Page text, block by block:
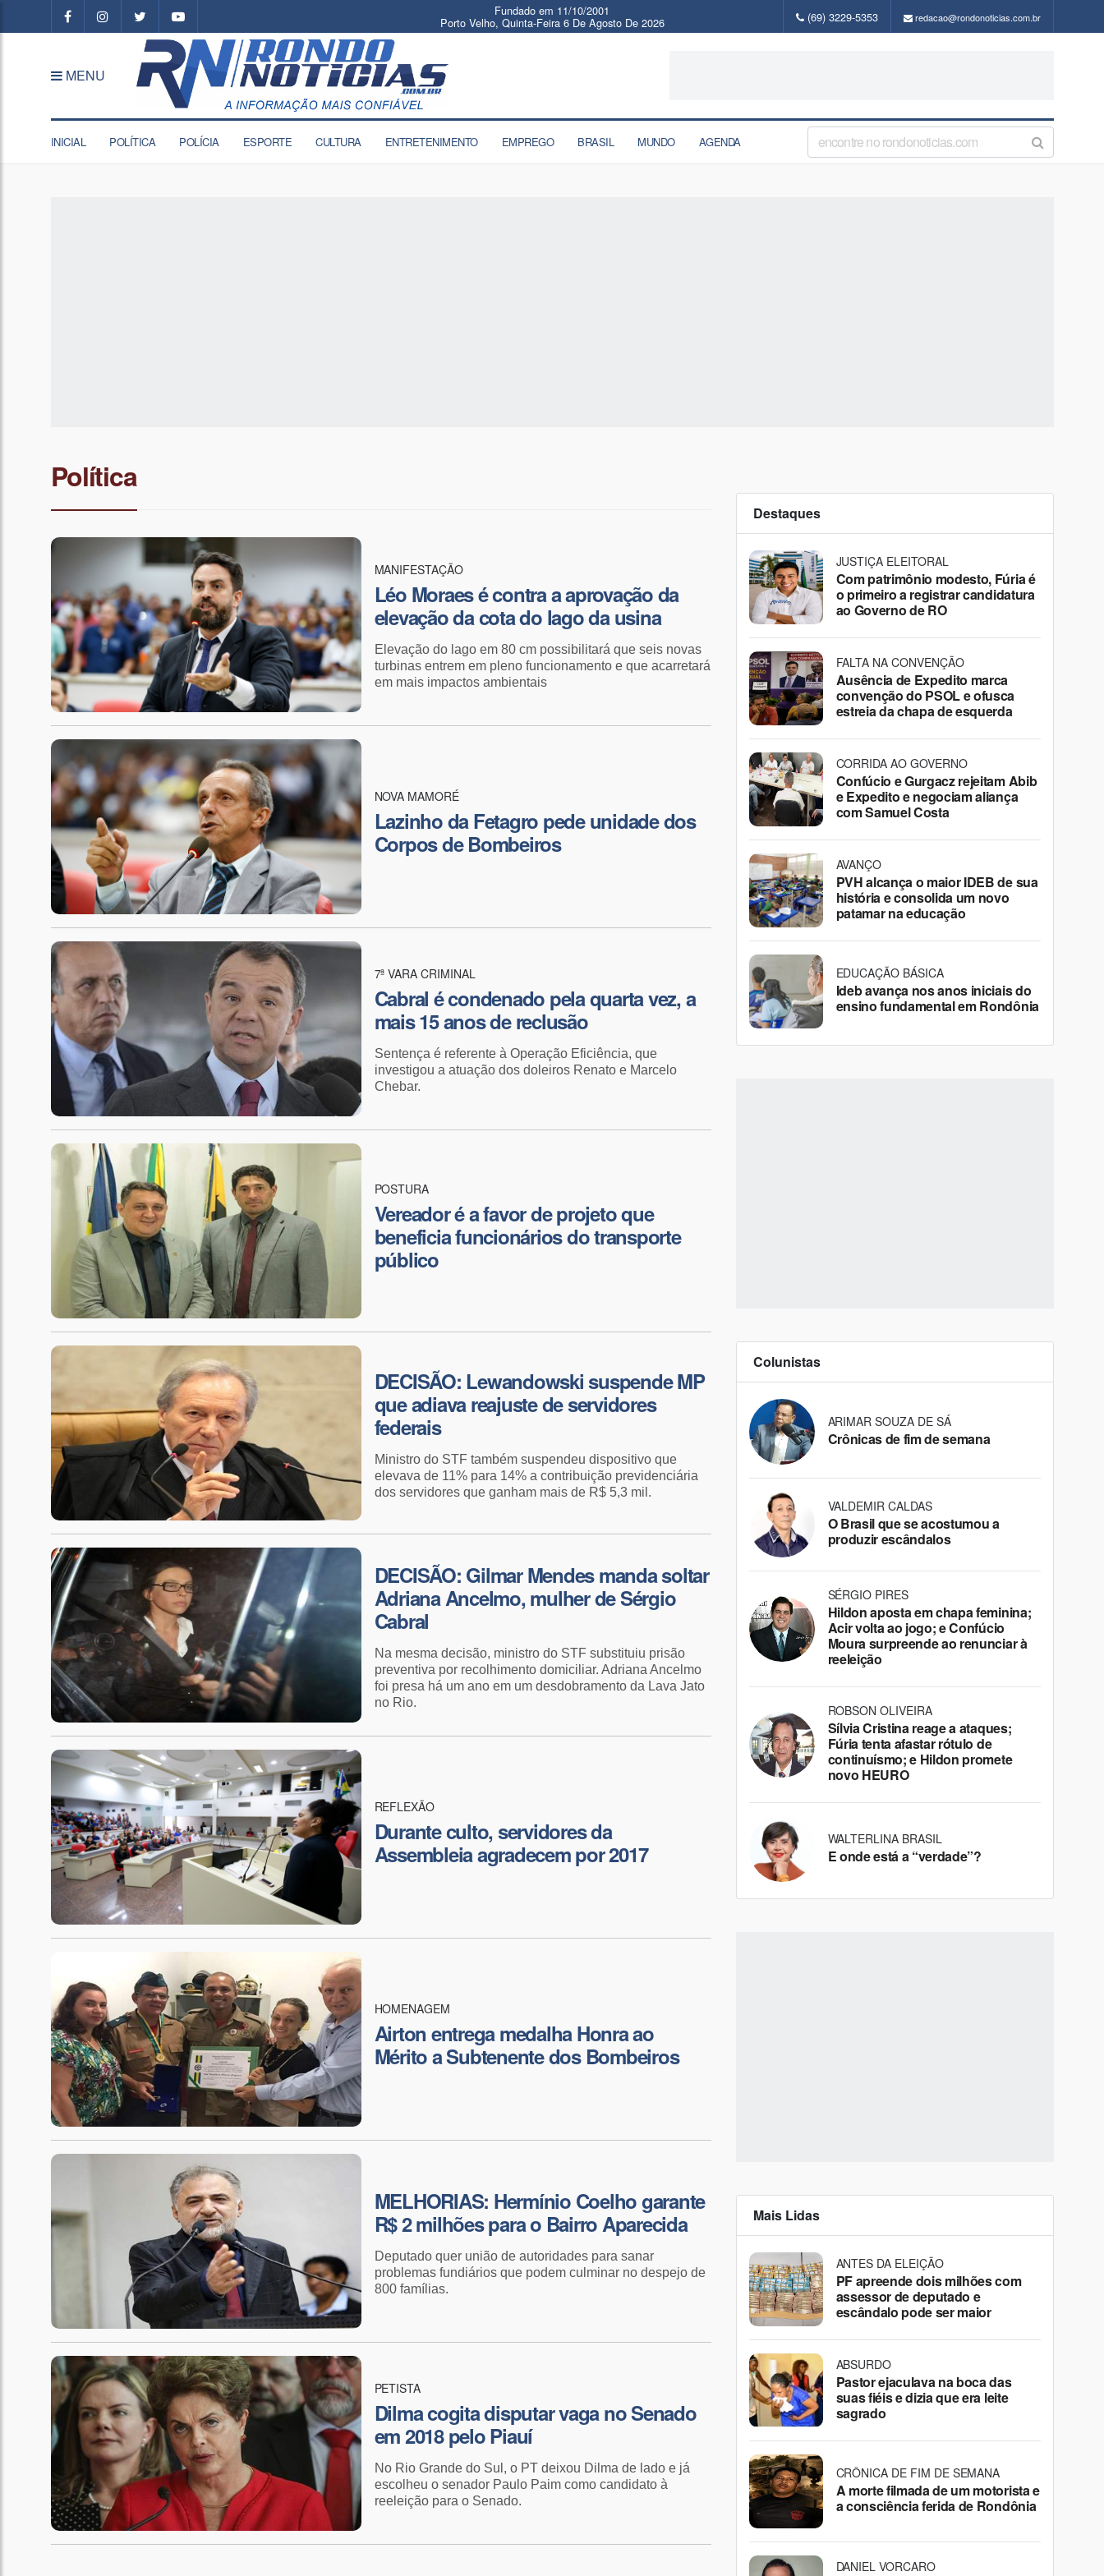
Fundado em 11/10/2001
Porto Velho, Quinta-Feira 6 De Agosto De 2026 (69) 3229-5353 redacao@rondonoticias.com.br
MENU
INICIAL POLÍTICA POLÍCIA ESPORTE CULTURA ENTRETENIMENTO EMPREGO BRASIL MUNDO AGENDA
Política
MANIFESTAÇÃO
Léo Moraes é contra a aprovação da
elevação da cota do lago da usina
Elevação do lago em 80 cm possibilitará que seis novas
turbinas entrem em pleno funcionamento e que acarretará
em mais impactos ambientais
NOVA MAMORÉ
Lazinho da Fetagro pede unidade dos
Corpos de Bombeiros
7ª VARA CRIMINAL
​Cabral é condenado pela quarta vez, a
mais 15 anos de reclusão
Sentença é referente à Operação Eficiência, que
investigou a atuação dos doleiros Renato e Marcelo
Chebar.
POSTURA
Vereador é a favor de projeto que
beneficia funcionários do transporte
público
DECISÃO: Lewandowski suspende MP
que adiava reajuste de servidores
federais
Ministro do STF também suspendeu dispositivo que
elevava de 11% para 14% a contribuição previdenciária
dos servidores que ganham mais de R$ 5,3 mil.
DECISÃO: ​Gilmar Mendes manda soltar
Adriana Ancelmo, mulher de Sérgio
Cabral
Na mesma decisão, ministro do STF substituiu prisão
preventiva por recolhimento domiciliar. Adriana Ancelmo
foi presa há um ano em um desdobramento da Lava Jato
no Rio.
REFLEXÃO
Durante culto, servidores da
Assembleia agradecem por 2017
HOMENAGEM
Airton entrega medalha Honra ao
Mérito a Subtenente dos Bombeiros
MELHORIAS: ​Hermínio Coelho garante
R$ 2 milhões para o Bairro Aparecida
Deputado quer união de autoridades para sanar
problemas fundiários que podem culminar no despejo de
800 famílias.
PETISTA
​Dilma cogita disputar vaga no Senado
em 2018 pelo Piauí
No Rio Grande do Sul, o PT deixou Dilma de lado e já
escolheu o senador Paulo Paim como candidato à
reeleição para o Senado.
Destaques
JUSTIÇA ELEITORAL
Com patrimônio modesto, Fúria é
o primeiro a registrar candidatura
ao Governo de RO
FALTA NA CONVENÇÃO
Ausência de Expedito marca
convenção do PSOL e ofusca
estreia da chapa de esquerda
CORRIDA AO GOVERNO
Confúcio e Gurgacz rejeitam Abib
e Expedito e negociam aliança
com Samuel Costa
AVANÇO
PVH alcança o maior IDEB de sua
história e consolida um novo
patamar na educação
EDUCAÇÃO BÁSICA
Ideb avança nos anos iniciais do
ensino fundamental em Rondônia
Colunistas
ARIMAR SOUZA DE SÁ
Crônicas de fim de semana
VALDEMIR CALDAS
O Brasil que se acostumou a
produzir escândalos
SÉRGIO PIRES
Hildon aposta em chapa feminina;
Acir volta ao jogo; e Confúcio
Moura surpreende ao renunciar à
reeleição
ROBSON OLIVEIRA
Sílvia Cristina reage a ataques;
Fúria tenta afastar rótulo de
continuísmo; e Hildon promete
novo HEURO
WALTERLINA BRASIL
E onde está a “verdade”?
Mais Lidas
ANTES DA ELEIÇÃO
PF apreende dois milhões com
assessor de deputado e
escândalo pode ser maior
ABSURDO
Pastor ejaculava na boca das
suas fiéis e dizia que era leite
sagrado
CRÔNICA DE FIM DE SEMANA
A morte filmada de um motorista e
a consciência ferida de Rondônia
DANIEL VORCARO